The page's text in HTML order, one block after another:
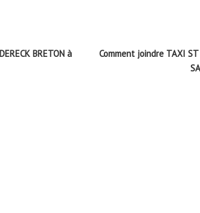
BRETON à
Comment joindre TAXI ST